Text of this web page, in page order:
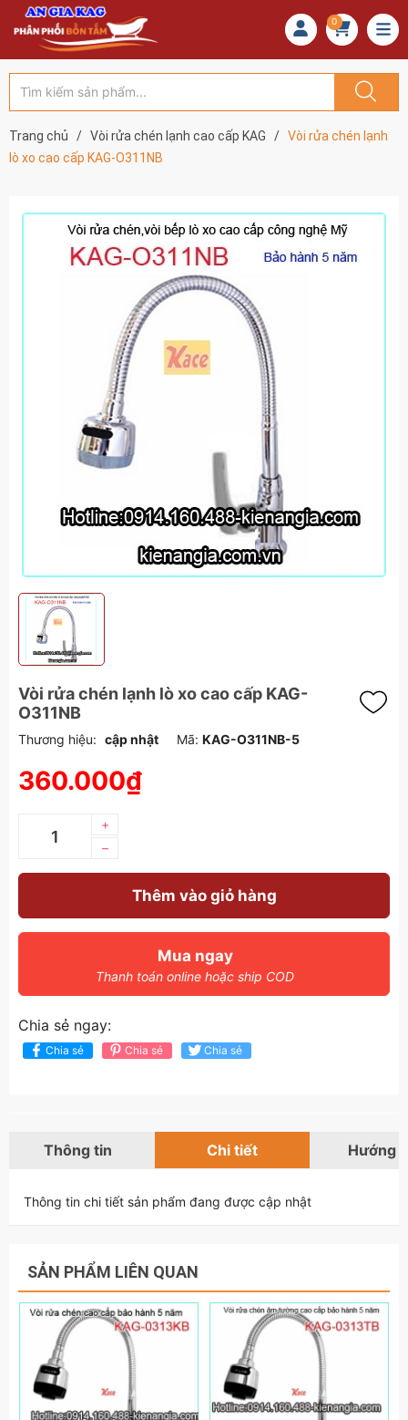
0
Trang chủ / Vòi rửa chén lạnh cao cấp KAG / Vòi rửa chén lạnh
lò xo cao cấp KAG-O311NB
Vòi rửa chén lạnh lò xo cao cấp KAG-
O311NB
Thương hiệu: cập nhật Mã: KAG-O311NB-5
360.000₫
–
+
Thêm vào giỏ hàng
Mua ngay
Thanh toán online hoặc ship COD
Chia sẻ ngay:
Chia sẻ Chia sẻ Chia sẻ
Thông tin Chi tiết Hướng
Thông tin chi tiết sản phẩm đang được cập nhật
SẢN PHẨM LIÊN QUAN